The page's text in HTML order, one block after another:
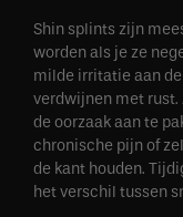
Shin splints zijn
worden als je ze
milde irritatie aan
verdwijnen met
de oorzaak aan te
chronische pijn of
de kant houden.
het verschil tussen